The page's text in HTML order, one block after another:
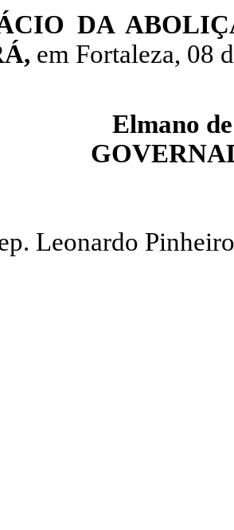
DA
em Fortaleza, 08
Elmano
Leonardo Pinheiro